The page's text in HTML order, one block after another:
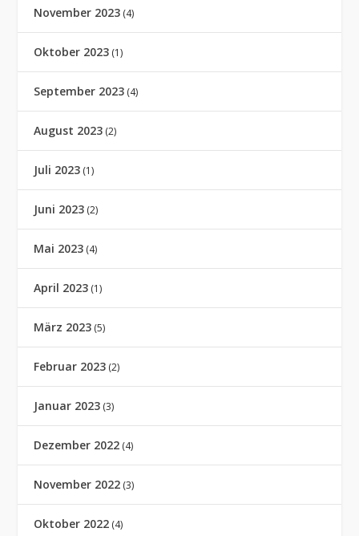
November 2023 (4)
Oktober 2023 (1)
September 2023 (4)
August 2023 (2)
Juli 2023 (1)
Juni 2023 (2)
Mai 2023 (4)
April 2023 (1)
März 2023 (5)
Februar 2023 (2)
Januar 2023 (3)
Dezember 2022 (4)
November 2022 (3)
Oktober 2022 (4)